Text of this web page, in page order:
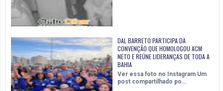
DAL BARRETO PARTICIPA DA
CONVENÇÃO QUE HOMOLOGOU ACM
NETO E REÚNE LIDERANÇAS DE TODA A
BAHIA
Ver essa foto no Instagram Um
post compartilhado po…